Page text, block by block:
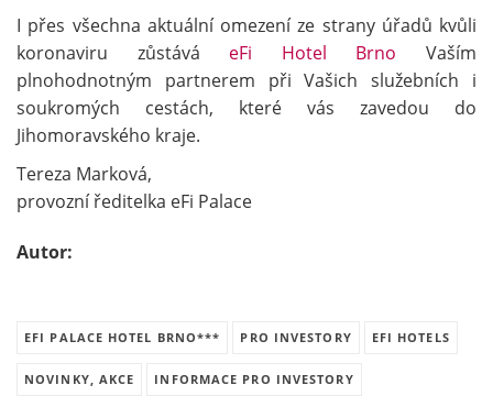
I přes všechna aktuální omezení ze strany úřadů kvůli
koronaviru zůstává eFi Hotel Brno Vaším
plnohodnotným partnerem při Vašich služebních i
soukromých cestách, které vás zavedou do
Jihomoravského kraje.
Tereza Marková,
provozní ředitelka eFi Palace
Autor:
EFI PALACE HOTEL BRNO*** PRO INVESTORY EFI HOTELS
NOVINKY, AKCE INFORMACE PRO INVESTORY